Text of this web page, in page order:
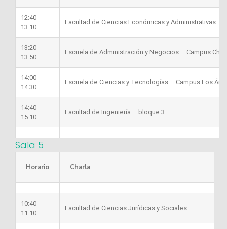
12:40
13:10
Facultad de Ciencias Económicas y Administrativas
13:20
13:50
Escuela de Administración y Negocios – Campus
14:00
14:30
Escuela de Ciencias y Tecnologías – Campus Los
14:40
15:10
Facultad de Ingeniería – bloque 3
Sala 5
Horario Charla
10:40
11:10
Facultad de Ciencias Jurídicas y Sociales